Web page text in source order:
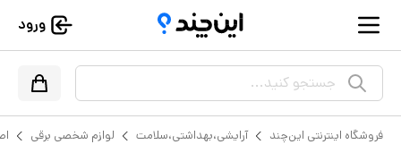
ورود
جستجو کنید...
فروشگاه اینترنتی این‌چند آرایشی،بهداشتی،سلامت لوازم شخصی برقی